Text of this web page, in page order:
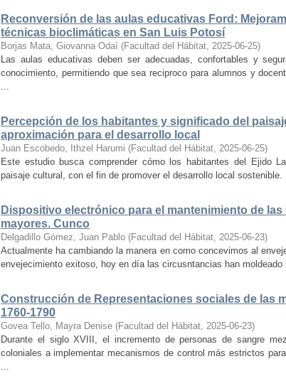
Reconversión de las aulas educativas Ford:
técnicas bioclimáticas en San Luis Potosí
Borjas Mata, Giovanna Odaí (Facultad del Hábitat, 2025-06-25)
Las aulas educativas deben ser adecuadas, confortables y
conocimiento, permitiendo que sea reciproco para alumnos y
...
Percepción de los habitantes y significado del
aproximación para el desarrollo local
Juan Escobedo, Ithzel Harumi (Facultad del Hábitat, 2025-06-25)
Este estudio busca comprender cómo los habitantes del Ejido
paisaje cultural, con el fin de promover el desarrollo local
Dispositivo electrónico para el mantenimiento de
mayores. Cunco
Delgadillo Gómez, Juan Pablo (Facultad del Hábitat, 2025-06-23)
Actualmente ha cambiando la manera en como concevimos al
envejecimiento exitoso, hoy en día las circusntancias han
Construcción de Representaciones sociales de las
1760-1790
Govea Tello, Mayra Denise (Facultad del Hábitat, 2025-06-23)
Durante el siglo XVIII, el incremento de personas de sangre
coloniales a implementar mecanismos de control más estrictos
...